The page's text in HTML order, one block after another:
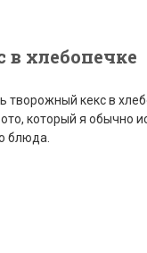
хлебопечке
творожный кекс в
который я обычно
блюда.